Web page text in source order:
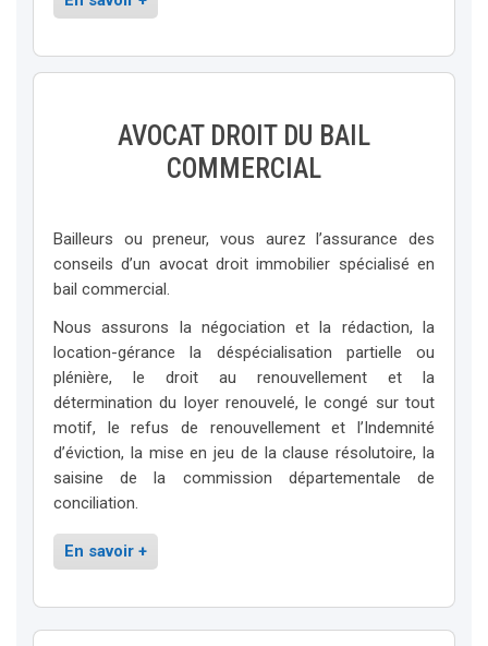
AVOCAT DROIT DU BAIL
COMMERCIAL
Bailleurs ou preneur, vous aurez l’assurance des
conseils d’un avocat droit immobilier spécialisé en
bail commercial.
Nous assurons la négociation et la rédaction, la
location-gérance la déspécialisation partielle ou
plénière, le droit au renouvellement et la
détermination du loyer renouvelé, le congé sur tout
motif, le refus de renouvellement et l’Indemnité
d’éviction, la mise en jeu de la clause résolutoire, la
saisine de la commission départementale de
conciliation.
En savoir +